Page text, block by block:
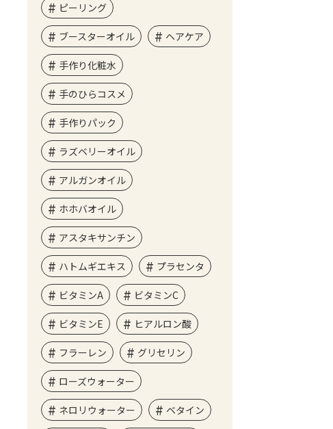
ピーリング
ブースターオイル ヘアケア
手作り化粧水
手のひらコスメ
手作りパック
ラズベリーオイル
アルガンオイル
ホホバオイル
アスタキサンチン
ハトムギエキス プラセンタ
ビタミンA ビタミンC
ビタミンE ヒアルロン酸
フラーレン グリセリン
ローズウォーター
ネロリウォーター ベタイン